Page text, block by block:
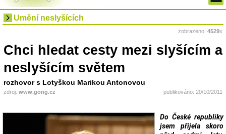
Umění neslyšících
zobrazeno: 4529x
Chci hledat cesty mezi slyšícím a
neslyšícím světem
rozhovor s Lotyškou Marikou Antonovou
zdroj: www.gong.cz publikováno: 20/10/2011
Do České republiky
jsem přijela skoro